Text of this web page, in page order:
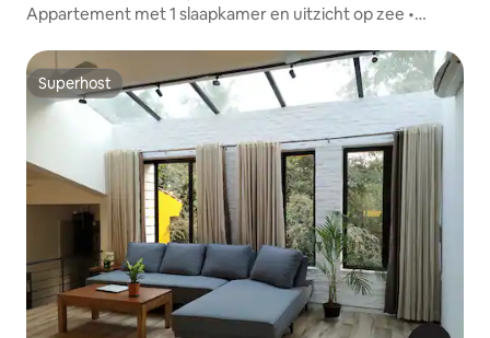
Appartement met 1 slaapkamer en uitzicht op zee •
Superhost
Superhost